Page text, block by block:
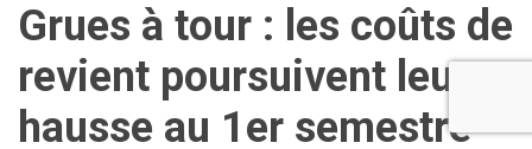
Grues à tour : les coûts de
revient poursuivent leur
hausse au 1er semestre